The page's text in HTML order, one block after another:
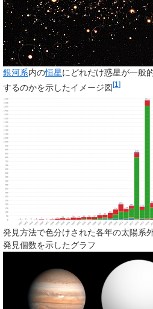
銀河系内の恒星にどれだけ惑星が一般
するのかを示したイメージ図[1 ]
発見方法で色分けされた各年の太陽系
発見個数を示したグラフ